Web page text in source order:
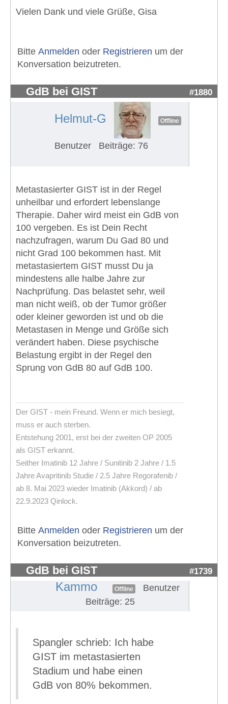
Vielen Dank und viele Grüße, Gisa
Bitte Anmelden oder Registrieren um der
Konversation beizutreten.
GdB bei GIST #1880
Helmut-G Offline
Benutzer Beiträge: 76
Metastasierter GIST ist in der Regel
unheilbar und erfordert lebenslange
Therapie. Daher wird meist ein GdB von
100 vergeben. Es ist Dein Recht
nachzufragen, warum Du Gad 80 und
nicht Grad 100 bekommen hast. Mit
metastasiertem GIST musst Du ja
mindestens alle halbe Jahre zur
Nachprüfung. Das belastet sehr, weil
man nicht weiß, ob der Tumor größer
oder kleiner geworden ist und ob die
Metastasen in Menge und Größe sich
verändert haben. Diese psychische
Belastung ergibt in der Regel den
Sprung von GdB 80 auf GdB 100.
Der GIST - mein Freund. Wenn er mich besiegt,
muss er auch sterben.
Entstehung 2001, erst bei der zweiten OP 2005
als GIST erkannt.
Seither Imatinib 12 Jahre / Sunitinib 2 Jahre / 1.5
Jahre Avapritinib Studie / 2.5 Jahre Regorafenib /
ab 8. Mai 2023 wieder Imatinib (Akkord) / ab
22.9.2023 Qinlock.
Bitte Anmelden oder Registrieren um der
Konversation beizutreten.
GdB bei GIST #1739
Kammo Offline
Benutzer
Beiträge: 25
Spangler schrieb: Ich habe
GIST im metastasierten
Stadium und habe einen
GdB von 80% bekommen.